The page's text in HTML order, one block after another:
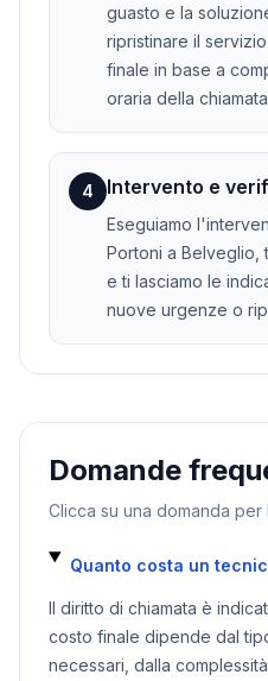
guasto e la
ripristinare il
finale in base a
oraria della
4 Intervento e
Eseguiamo
Portoni a Belveglio,
e ti lasciamo le
nuove urgenze o
Domande
Clicca su una domanda
Quanto costa un
Il diritto di chiamata è
costo finale dipende dal
necessari, dalla